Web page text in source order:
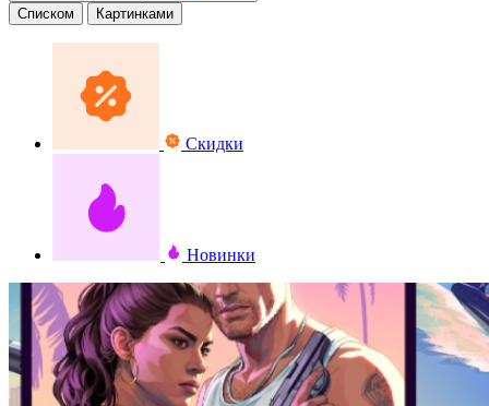
Списком
Картинками
Скидки
Новинки